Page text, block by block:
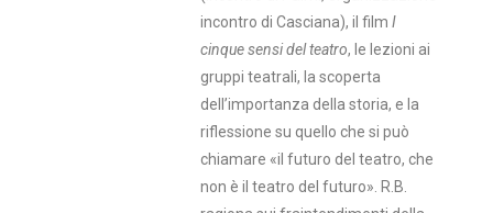
incontro di Casciana), il film I
cinque sensi del teatro, le lezioni ai
gruppi teatrali, la scoperta
dell’importanza della storia, e la
riflessione su quello che si può
chiamare «il futuro del teatro, che
non è il teatro del futuro». R.B.